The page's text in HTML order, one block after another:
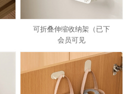
可折叠伸缩收纳架（已下
会员可见